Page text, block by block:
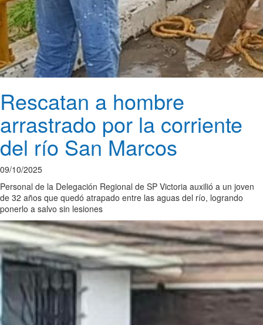
Rescatan a hombre
arrastrado por la corriente
del río San Marcos
09/10/2025
Personal de la Delegación Regional de SP Victoria auxilió a un joven
de 32 años que quedó atrapado entre las aguas del río, logrando
ponerlo a salvo sin lesiones